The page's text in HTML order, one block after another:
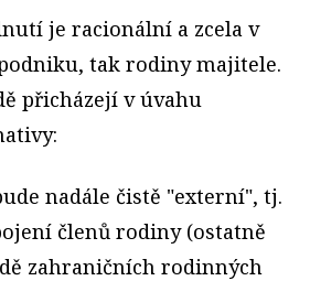
je racionální a zcela v
tak rodiny majitele.
přicházejí v úvahu
nadále čistě "externí", tj.
členů rodiny (ostatně
zahraničních rodinných